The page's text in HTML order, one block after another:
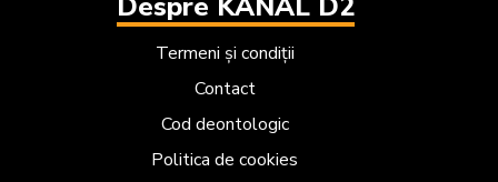
Despre KANAL D2
Termeni și condiții
Contact
Cod deontologic
Politica de cookies